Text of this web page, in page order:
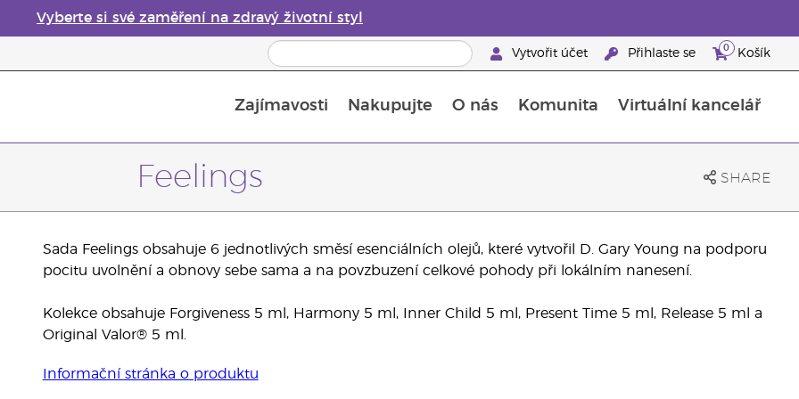
Vyberte si své zaměření na zdravý životní styl
Vytvořit účet Přihlaste se 0 Košík
Zajímavosti Nakupujte O nás Komunita Virtuální kancelář
Feelings SHARE
Sada Feelings obsahuje 6 jednotlivých směsí esenciálních olejů, které vytvořil D. Gary Young na podporu
pocitu uvolnění a obnovy sebe sama a na povzbuzení celkové pohody při lokálním nanesení.
Kolekce obsahuje Forgiveness 5 ml, Harmony 5 ml, Inner Child 5 ml, Present Time 5 ml, Release 5 ml a
Original Valor® 5 ml.
Informační stránka o produktu